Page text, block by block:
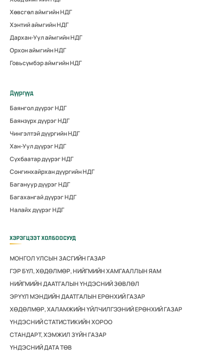
Хөвсгөл аймгийн НДГ
Хэнтий аймгийн НДГ
Дархан-Уул аймгийн НДГ
Орхон аймгийн НДГ
Говьсүмбэр аймгийн НДГ
Дүүргүүд
Баянгол дүүрэг НДГ
Баянзүрх дүүрэг НДГ
Чингэлтэй дүүргийн НДГ
Хан-Уул дүүрэг НДГ
Сүхбаатар дүүрэг НДГ
Сонгинхайрхан дүүргийн НДГ
Багануур дүүрэг НДГ
Багахангай дүүрэг НДГ
Налайх дүүрэг НДГ
ХЭРЭГЦЭЭТ ХОЛБООСУУД
МОНГОЛ УЛСЫН ЗАСГИЙН ГАЗАР
ГЭР БҮЛ, ХӨДӨЛМӨР, НИЙГМИЙН ХАМГААЛЛЫН ЯАМ
НИЙГМИЙН ДААТГАЛЫН ҮНДЭСНИЙ ЗӨВЛӨЛ
ЭРҮҮЛ МЭНДИЙН ДААТГАЛЫН ЕРӨНХИЙ ГАЗАР
ХӨДӨЛМӨР, ХАЛАМЖИЙН ҮЙЛЧИЛГЭЭНИЙ ЕРӨНХИЙ ГАЗАР
ҮНДЭСНИЙ СТАТИСТИКИЙН ХОРОО
СТАНДАРТ, ХЭМЖИЛ ЗҮЙН ГАЗАР
ҮНДЭСНИЙ ДАТА ТӨВ